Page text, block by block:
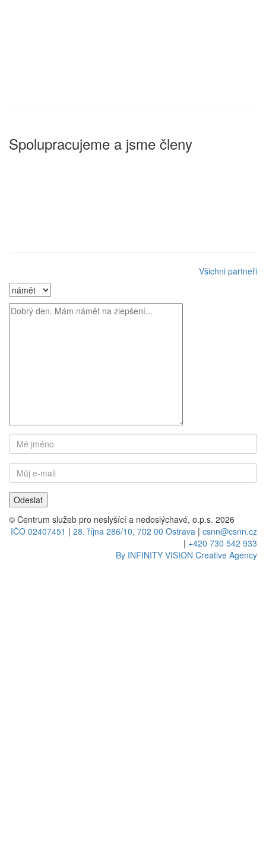
Spolupracujeme a jsme členy
Všichni partneři
© Centrum služeb pro neslyšící a nedoslýchavé, o.p.s. 2026
IČO 02407451 | 28. října 286/10, 702 00 Ostrava | csnn@csnn.cz
| +420 730 542 933
By INFINITY VISION Creative Agency